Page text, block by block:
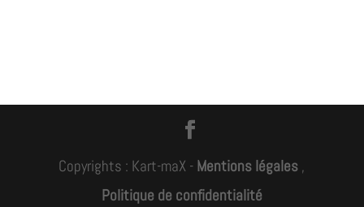
Copyrights : Kart-maX - Mentions légales ,
Politique de confidentialité